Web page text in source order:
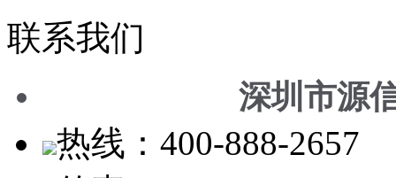
联系我们
深圳市源
热线：400-888-2657